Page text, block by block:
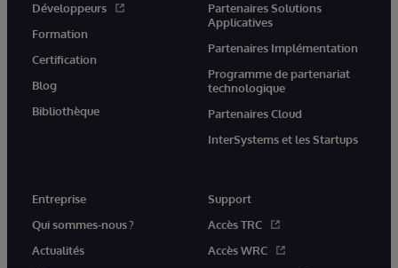
Développeurs
Formation
Certification
Blog
Bibliothèque
Partenaires Solutions
Applicatives
Partenaires Implémentation
Programme de partenariat
technologique
Partenaires Cloud
InterSystems et les Startups
Entreprise
Qui sommes-nous ?
Actualités
Support
Accès TRC
Accès WRC